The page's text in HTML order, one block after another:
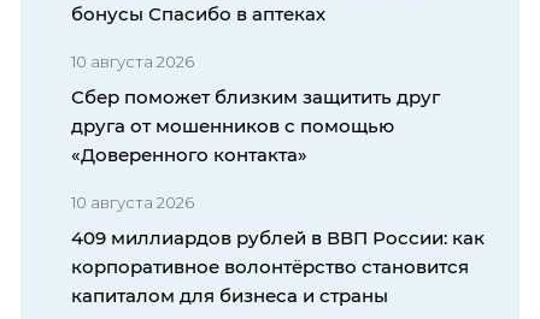
бонусы Спасибо в аптеках
10 августа 2026
Сбер поможет близким защитить друг
друга от мошенников с помощью
«Доверенного контакта»
10 августа 2026
409 миллиардов рублей в ВВП России: как
корпоративное волонтёрство становится
капиталом для бизнеса и страны